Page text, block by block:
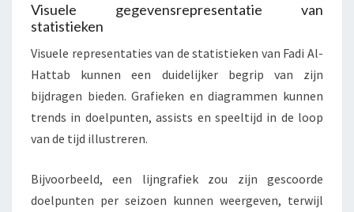
Visuele gegevensrepresentatie van
statistieken
Visuele representaties van de statistieken van Fadi Al-
Hattab kunnen een duidelijker begrip van zijn
bijdragen bieden. Grafieken en diagrammen kunnen
trends in doelpunten, assists en speeltijd in de loop
van de tijd illustreren.
Bijvoorbeeld, een lijngrafiek zou zijn gescoorde
doelpunten per seizoen kunnen weergeven, terwijl